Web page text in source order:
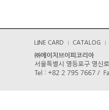
LINE CARD CATALOG